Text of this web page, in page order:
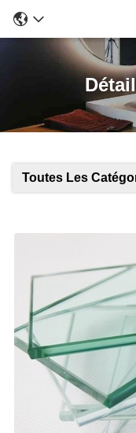
Toutes Les